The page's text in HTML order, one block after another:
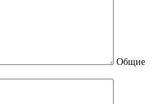
Общие